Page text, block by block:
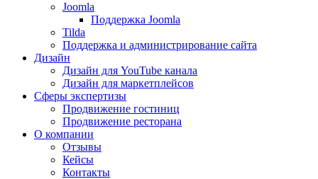
Joomla
Поддержка Joomla
Tilda
Поддержка и администрирование сайта
Дизайн
Дизайн для YouTube канала
Дизайн для маркетплейсов
Сферы экспертизы
Продвижение гостиниц
Продвижение ресторана
О компании
Отзывы
Кейсы
Контакты